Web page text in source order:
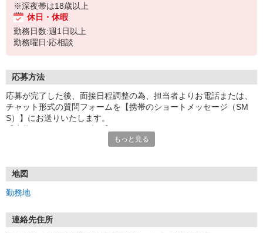
※深夜帯は18歳以上
休日・休暇
勤務日数:週1日以上
勤務曜日:応相談
応募方法
応募が完了した後、面接日程調整の為、担当者よりお電話または、
チャット形式の質問フォームを【携帯のショートメッセージ（SM
S）】にお送りいたします。
1.応募…Webもしくはお電話より応募ください。
※実技試験はドライバーの職種のみとなります。
もっと見る
地図
勤務地
連絡先住所